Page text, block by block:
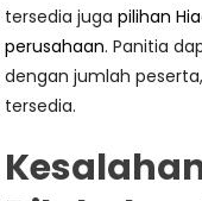
tersedia jugapilihan
perusahaan. Panitia
dengan jumlah
tersedia.